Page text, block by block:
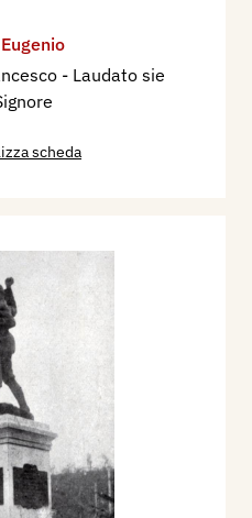
- Laudato sie
scheda